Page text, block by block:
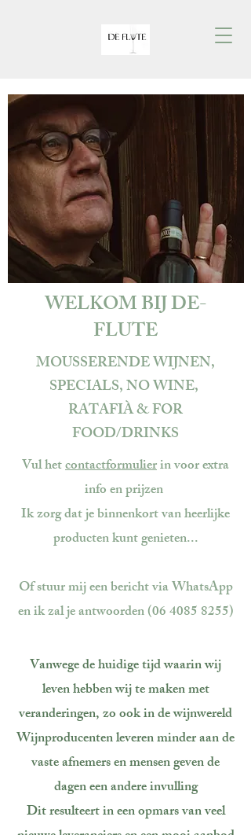
WELKOM BIJ DE-
FLUTE
MOUSSERENDE WIJNEN,
SPECIALS,NO WINE,
RATAFIÀ & FOR
FOOD/DRINKS
Vul hetcontactformulierin voor extra
info en prijzen
Ik zorgdat je binnenkort van heerlijke
producten kunt genieten...
Of stuur mij een bericht via WhatsApp
en ik zal je antwoorden(06 4085 8255)
Vanwege de huidige tijd waarin wij
leven hebben wij te maken met
veranderingen, zo ook in de wijnwereld
Wijnproducenten leveren minder aan de
vaste afnemers en mensen geven de
dagen een andere invulling
Dit resulteert in een opmars van veel